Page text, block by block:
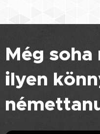
Még
ilyen